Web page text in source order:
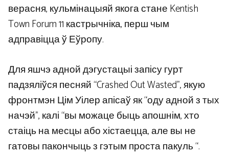
верасня, кульмінацыяй якога стане Kentish
Town Forum 11 кастрычніка, перш чым
адправіцца ў Еўропу.
Для яшчэ адной дэгустацыі запісу гурт
падзяліўся песняй “Crashed Out Wasted”, якую
фронтмэн Цім Уілер апісаў як “оду адной з тых
начэй”, калі “вы можаце быць апошнім, хто
стаіць на месцы або хістаецца, але вы не
гатовы пакончыць з гэтым проста пакуль “.